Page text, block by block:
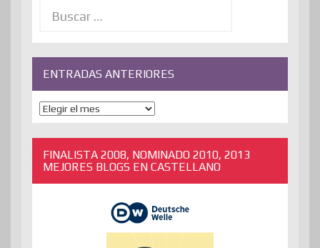
ENTRADAS ANTERIORES
ENTRADAS
ANTERIORES
FINALISTA 2008, NOMINADO 2010, 2013
MEJORES BLOGS EN CASTELLANO